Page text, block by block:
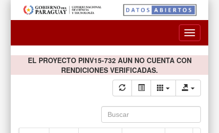
Toggle
EL PROYECTO PINV15-732 AUN NO CUENTA CON
RENDICIONES VERIFICADAS.